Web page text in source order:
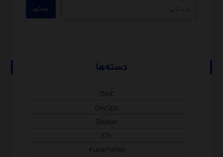
دسته‌ها
DAX
DevOps
Docker
ETL
Kubernetes